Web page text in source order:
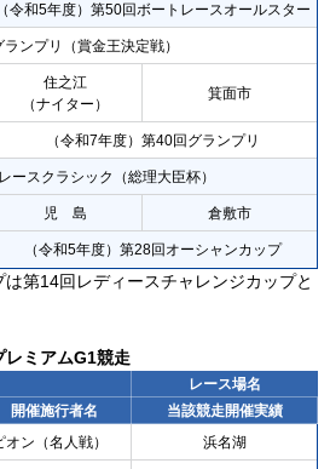
（令和5年度）第50回ボートレースオールスター
ンプリ（賞金王決定戦）
住之江
（ナイター）
箕面市
（令和7年度）第40回グランプリ
ースクラシック（総理大臣杯）
児 島 倉敷市
（令和5年度）第28回オーシャンカップ
第14回レディースチャレンジカップと
レミアムG1競走
レース場名
開催施行者名
当該競走開催実績
ン（名人戦）
浜名湖